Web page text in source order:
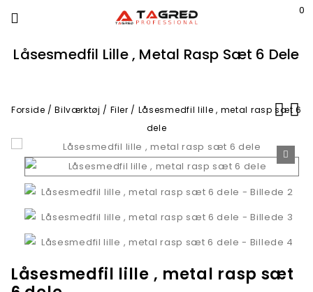
0
Låsesmedfil Lille , Metal Rasp Sæt 6 Dele
Forside /Bilværktøj / Filer / Låsesmedfil lille , metal rasp sæt 6
dele
🔍
Låsesmedfil lille , metal rasp sæt